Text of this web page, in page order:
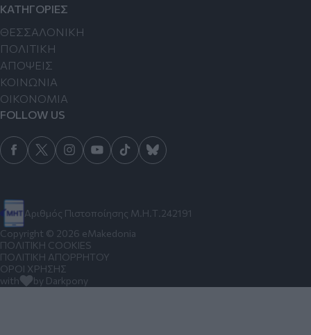
Αριθμός Πιστοποίησης Μ.Η.Τ.242191
ΚΑΤΗΓΟΡΙΕΣ
ΘΕΣΣΑΛΟΝΙΚΗ
ΠΟΛΙΤΙΚΗ
ΑΠΟΨΕΙΣ
ΚΟΙΝΩΝΙΑ
ΟΙΚΟΝΟΜΙΑ
FOLLOW US
Copyright © 2026 eMakedonia
ΠΟΛΙΤΙΚΗ COOKIES
ΠΟΛΙΤΙΚΗ ΑΠΟΡΡΗΤΟΥ
ΟΡΟΙ ΧΡΗΣΗΣ
with
by Darkpony